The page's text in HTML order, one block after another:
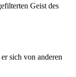
Geist des
sich von anderen